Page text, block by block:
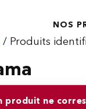
NOS
/ Produits
produit ne